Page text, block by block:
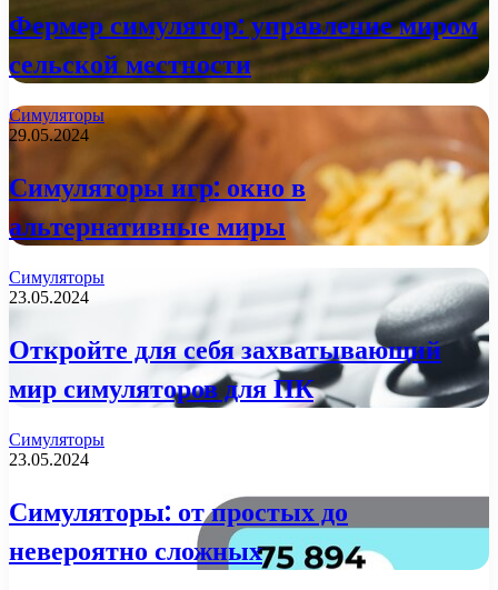
Фермер симулятор: управление миром
сельской местности
Симуляторы
29.05.2024
Симуляторы игр: окно в
альтернативные миры
Симуляторы
23.05.2024
Откройте для себя захватывающий
мир симуляторов для ПК
Симуляторы
23.05.2024
Симуляторы: от простых до
невероятно сложных